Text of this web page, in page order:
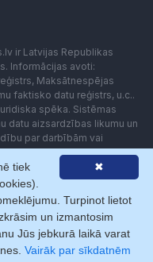
ir Latvijas Republikas
Informācijas avoti:
Maksātnespējas
faktisko datu reģistrs, u.c..
spēka. Sistēmas
datu aizsardzības likumu un
par darbībām vai
Lietotājam aizliegts
vai iekārtas (robotus)
ar Firmas.lv. Galvenā
ar
✖
tiek
Turpinot lietot
un izmantosim
Jūs jebkurā laikā varat
Vairāk par sīkdatnēm